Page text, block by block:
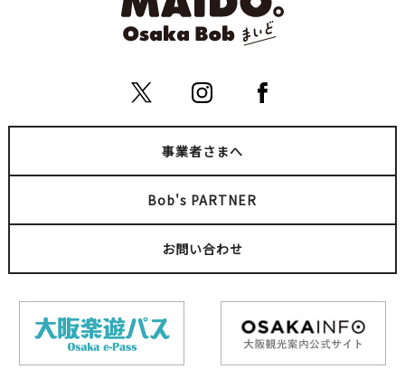
事業者さまへ
Bob's PARTNER
お問い合わせ